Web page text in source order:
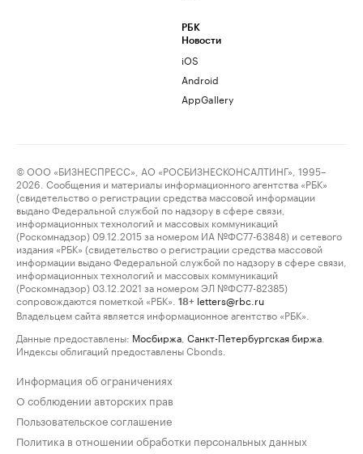
РБК
Новости
iOS
Android
AppGallery
© ООО «БИЗНЕСПРЕСС», АО «РОСБИЗНЕСКОНСАЛТИНГ», 1995–
2026. Сообщения и материалы информационного агентства «РБК»
(свидетельство о регистрации средства массовой информации
выдано Федеральной службой по надзору в сфере связи,
информационных технологий и массовых коммуникаций
(Роскомнадзор) 09.12.2015 за номером ИА №ФС77-63848) и сетевого
издания «РБК» (свидетельство о регистрации средства массовой
информации выдано Федеральной службой по надзору в сфере связи,
информационных технологий и массовых коммуникаций
(Роскомнадзор) 03.12.2021 за номером ЭЛ №ФС77-82385)
сопровождаются пометкой «РБК».
18+ letters@rbc.ru
Владельцем сайта является информационное агентство «РБК».
Данные предоставлены: Мосбиржа Санкт-Петербургская биржа
Индексы облигаций предоставлены Cbonds.
Информация об ограничениях
О соблюдении авторских прав
Пользовательское соглашение
Политика в отношении обработки персональных данных